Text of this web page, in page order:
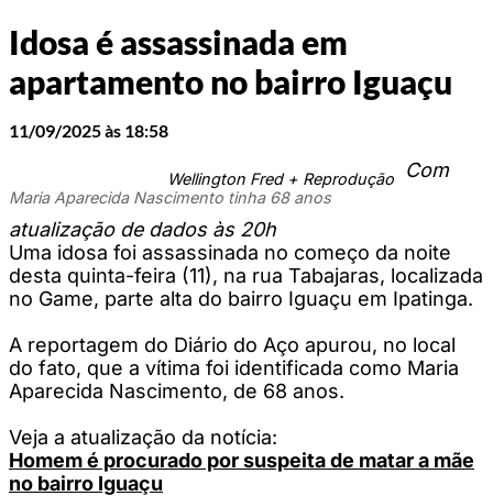
Idosa é assassinada em
apartamento no bairro Iguaçu
11/09/2025 às 18:58
Wellington Fred + Reprodução
Maria Aparecida Nascimento tinha 68 anos
Com
atualização de dados às 20h
Uma idosa foi assassinada no começo da noite
desta quinta-feira (11), na rua Tabajaras, localizada
no Game, parte alta do bairro Iguaçu em Ipatinga.
A reportagem do Diário do Aço apurou, no local
do fato, que a vítima foi identificada como Maria
Aparecida Nascimento, de 68 anos.
Veja a atualização da notícia:
Homem é procurado por suspeita de matar a mãe
no bairro Iguaçu